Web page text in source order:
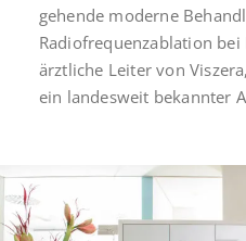
gehende moderne
Radiofrequenzablation bei
ärztliche Leiter von
ein landesweit bekannter